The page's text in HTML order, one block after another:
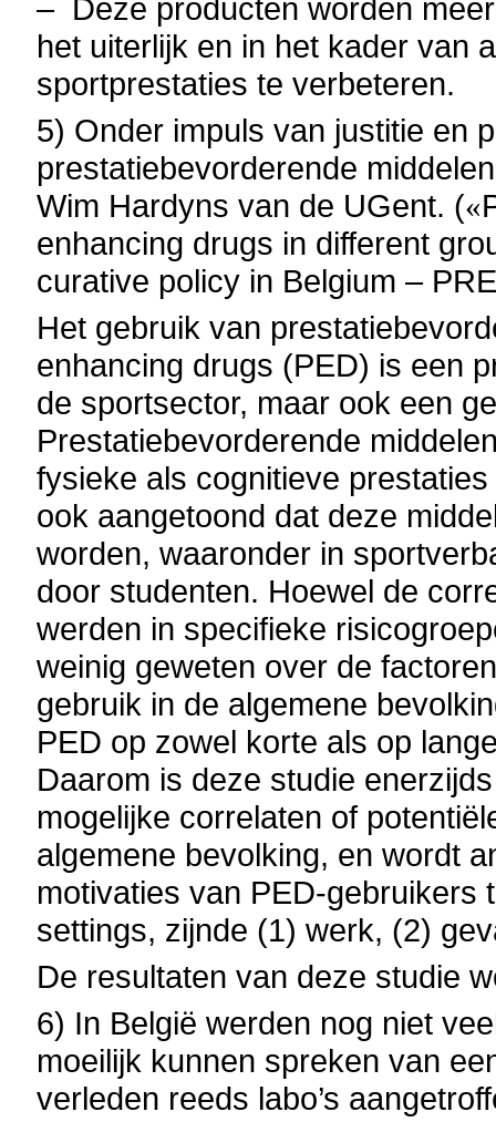
– Deze producten worden
het uiterlijk en in het kader van
sportprestaties te verbeteren.
5) Onder impuls van justitie en
prestatiebevorderende
Wim Hardyns van de UGent. («
enhancing drugs in different
curative policy in Belgium –
Het gebruik van
enhancing drugs (PED) is een
de sportsector, maar ook een
Prestatiebevorderende
fysieke als cognitieve
ook aangetoond dat deze
worden, waaronder in
door studenten. Hoewel de
werden in specifieke
weinig geweten over de
gebruik in de algemene
PED op zowel korte als op
Daarom is deze studie
mogelijke correlaten of
algemene bevolking, en wordt
motivaties van PED-gebruikers
settings, zijnde (1) werk, (2)
De resultaten van deze studie
6) In België werden nog niet
moeilijk kunnen spreken van
verleden reeds labo’s